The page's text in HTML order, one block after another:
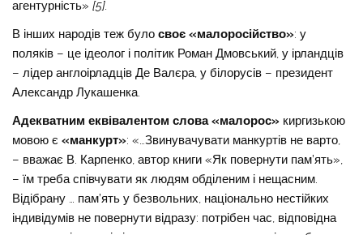
агентурність»[5].
В інших народів теж булосвоє «малоросійство»: у
поляків – це ідеолог і політик Роман Дмовський, у ірландців
– лідер англоірладців Де Валєра, у білорусів – президент
Александр Лукашенка.
Адекватним еквівалентом слова «малорос» киргизькою
мовою є«манкурт»: «…Звинувачувати манкуртів не варто,
– вважає В. Карпенко, автор книги «Як повернути пам’ять»,
– їм треба співчувати як людям обділеним і нещасним.
Відібрану … пам’ять у безвольних, національно нестійких
індивідумів не повернути відразу: потрібен час, відповідна